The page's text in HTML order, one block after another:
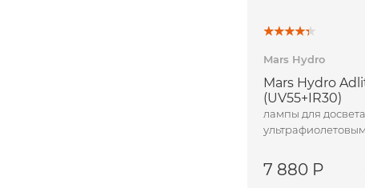
Mars Hydro
Mars Hydro
(UV55+IR30)
лампы для
7 880 Р